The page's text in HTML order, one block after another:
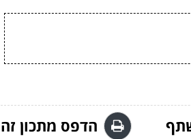
הדפס מתכון זה